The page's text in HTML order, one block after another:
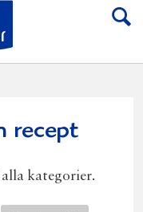
Till Norrmejerier
recept
kategorier.